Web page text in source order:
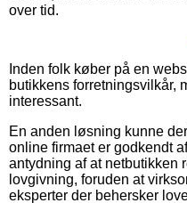
over tid.
Inden folk køber på en
butikkens forretningsvilkår,
interessant.
En anden løsning kunne
online firmaet er godkendt
antydning af at netbutikken
lovgivning, foruden at
eksperter der behersker